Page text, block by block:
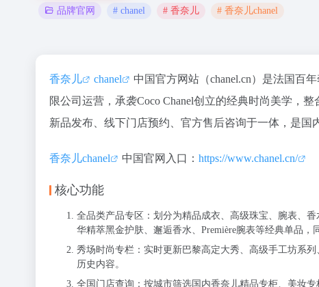
品牌官网 # chanel # 香奈儿 # 香奈儿chanel
香奈儿 chanel
中国官方网站（chanel.cn）是法国百
限公司运营，承袭Coco Chanel创立的经典时尚美学，
新品发布、线下门店预约、官方售后咨询于一体，是国
香奈儿chanel 中国官网入口： https://www.chanel.cn/
核心功能
全品类产品专区：划分为精品成衣、高级珠宝、腕表、
华精萃黑金护肤、邂逅香水、Première腕表等经典单品，
秀场时尚专栏：实时更新巴黎高定大秀、高级手工坊系
历史内容。
全国门店查询：按城市筛选国内香奈儿精品专柜、美妆